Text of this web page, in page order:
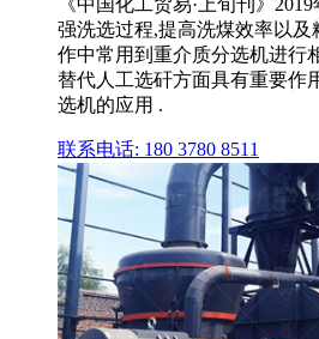
强洗选过程,提高洗煤效率以
作中常用到重介质分选机进行
替代人工选矸方面具有重要作
选机的应用 .
联系电话: 180 3780 8511